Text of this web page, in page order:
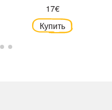
17€
Купить